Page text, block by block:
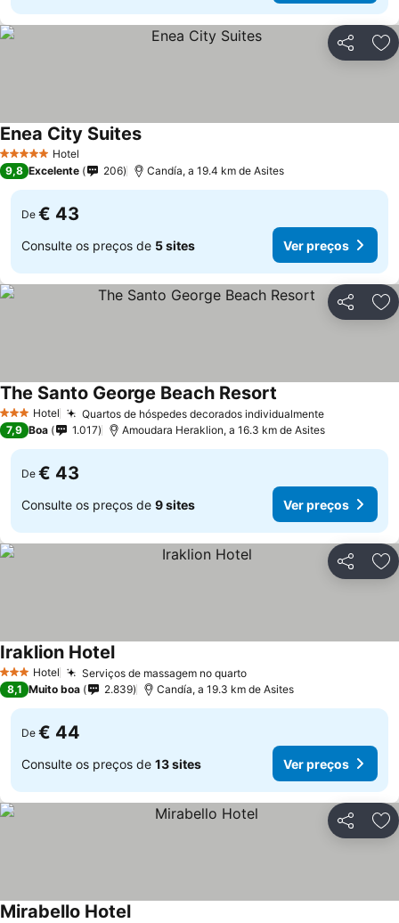
Partilhar
5 Estrelas Hotel
Enea City Suites
9,8 Excelente 206 Candía, a 19.4 km de Asites
De € 43
Consulte os preços de 5 sites Ver preços
Partilhar
3 EstrelasHotel Quartos de hóspedes decorados individualmente
The Santo George Beach Resort
7,9 Boa 1.017 Amoudara Heraklion, a 16.3 km de Asites
De € 43
Consulte os preços de 9 sites Ver preços
Partilhar
3 EstrelasHotel Serviços de massagem no quarto
Iraklion Hotel
8,1 Muito boa 2.839 Candía, a 19.3 km de Asites
De € 44
Consulte os preços de 13 sites Ver preços
Partilhar
Mirabello Hotel